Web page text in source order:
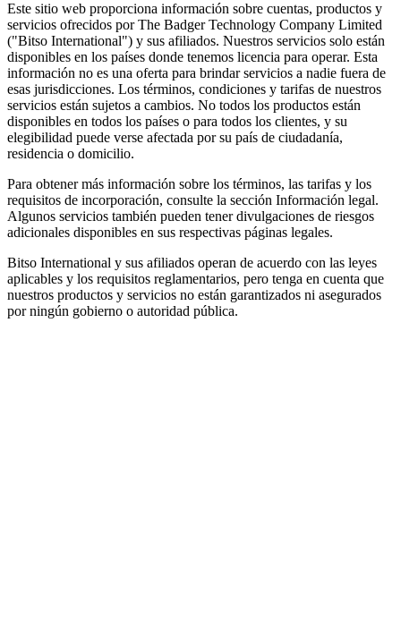
Este sitio web proporciona información sobre cuentas, productos y
servicios ofrecidos por The Badger Technology Company Limited
("Bitso International") y sus afiliados. Nuestros servicios solo están
disponibles en los países donde tenemos licencia para operar. Esta
información no es una oferta para brindar servicios a nadie fuera de
esas jurisdicciones. Los términos, condiciones y tarifas de nuestros
servicios están sujetos a cambios. No todos los productos están
disponibles en todos los países o para todos los clientes, y su
elegibilidad puede verse afectada por su país de ciudadanía,
residencia o domicilio.
Para obtener más información sobre los términos, las tarifas y los
requisitos de incorporación, consulte la sección Información legal.
Algunos servicios también pueden tener divulgaciones de riesgos
adicionales disponibles en sus respectivas páginas legales.
Bitso International y sus afiliados operan de acuerdo con las leyes
aplicables y los requisitos reglamentarios, pero tenga en cuenta que
nuestros productos y servicios no están garantizados ni asegurados
por ningún gobierno o autoridad pública.